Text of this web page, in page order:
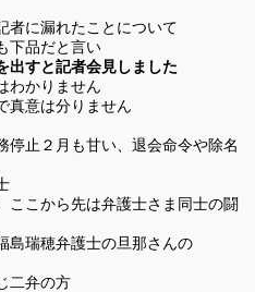
者に漏れたことについて
下品だと言い
出すと記者会見しました
わかりません
真意は分りません
停止２月も甘い、退会命令や除名
ここから先は弁護士さま同士の闘
島瑞穂弁護士の旦那さんの
二弁の方